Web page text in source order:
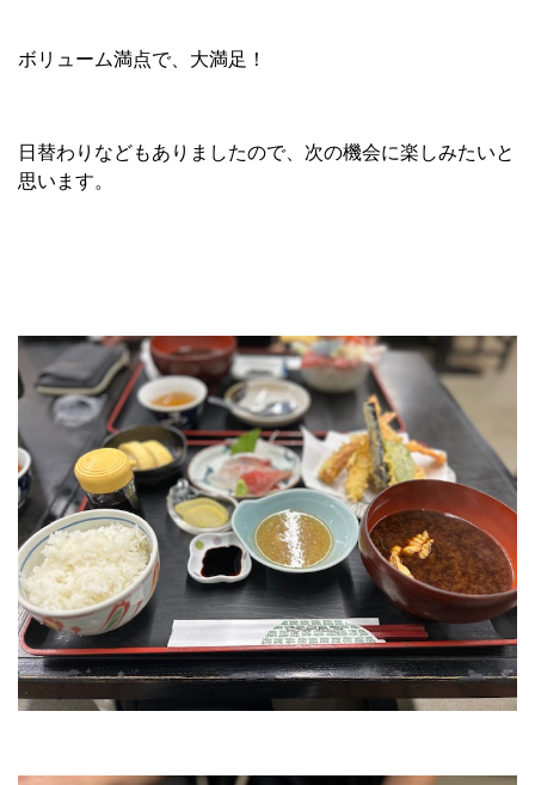
ボリューム満点で、大満足！
日替わりなどもありましたので、次の機会に楽しみたいと
思います。